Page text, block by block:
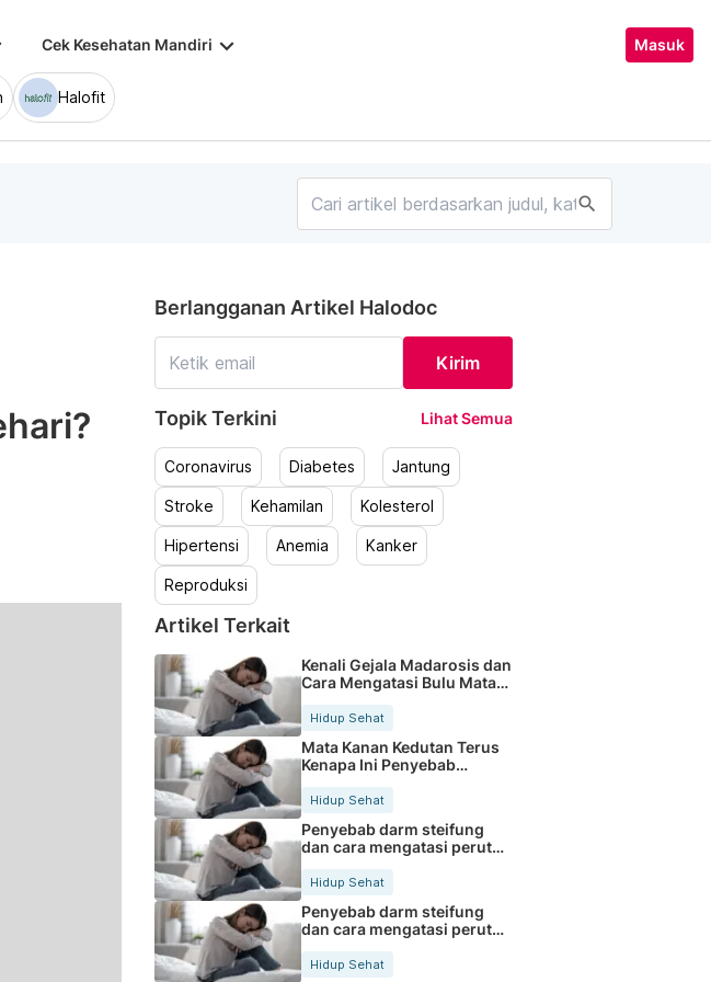
Cek Kesehatan Mandiri keyboard_arrow_down Masuk
Halofit
search
Berlangganan Artikel Halodoc
Kirim
Topik Terkini Lihat Semua
Coronavirus Diabetes Jantung
Stroke Kehamilan Kolesterol
Hipertensi Anemia Kanker
Reproduksi
Artikel Terkait
Kenali Gejala Madarosis dan
Cara Mengatasi Bulu Mata
Hidup Sehat
Mata Kanan Kedutan Terus
Kenapa Ini Penyebab
Hidup Sehat
Penyebab darm steifung
dan cara mengatasi perut
Hidup Sehat
Penyebab darm steifung
dan cara mengatasi perut
Hidup Sehat